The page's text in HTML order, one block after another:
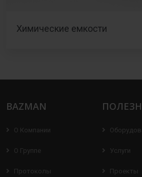
Химические емкости
BAZMAN
О Компании
О Группе
Протоколы
Услуги
Проекты